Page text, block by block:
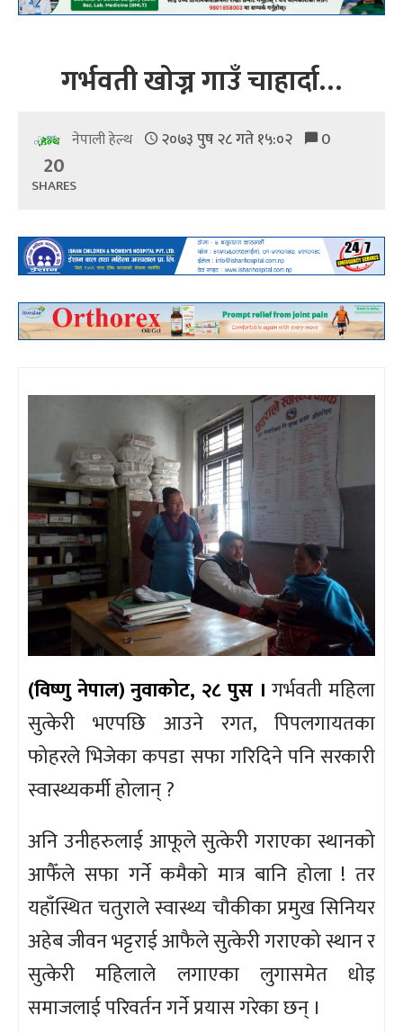
गर्भवती खोज्न गाउँ चाहार्दा…
नेपाली हेल्थ २०७३ पुष २८ गते १५:०२ 0
20
SHARES
(विष्णु नेपाल) नुवाकोट, २८ पुस । गर्भवती महिला
सुत्केरी भएपछि आउने रगत, पिपलगायतका
फोहरले भिजेका कपडा सफा गरिदिने पनि सरकारी
स्वास्थ्यकर्मी होलान् ?
अनि उनीहरुलाई आफूले सुत्केरी गराएका स्थानको
आफैँले सफा गर्ने कमैको मात्र बानि होला ! तर
यहाँस्थित चतुराले स्वास्थ्य चौकीका प्रमुख सिनियर
अहेब जीवन भट्टराई आफैले सुत्केरी गराएको स्थान र
सुत्केरी महिलाले लगाएका लुगासमेत धोइ
समाजलाई परिवर्तन गर्ने प्रयास गरेका छन् ।